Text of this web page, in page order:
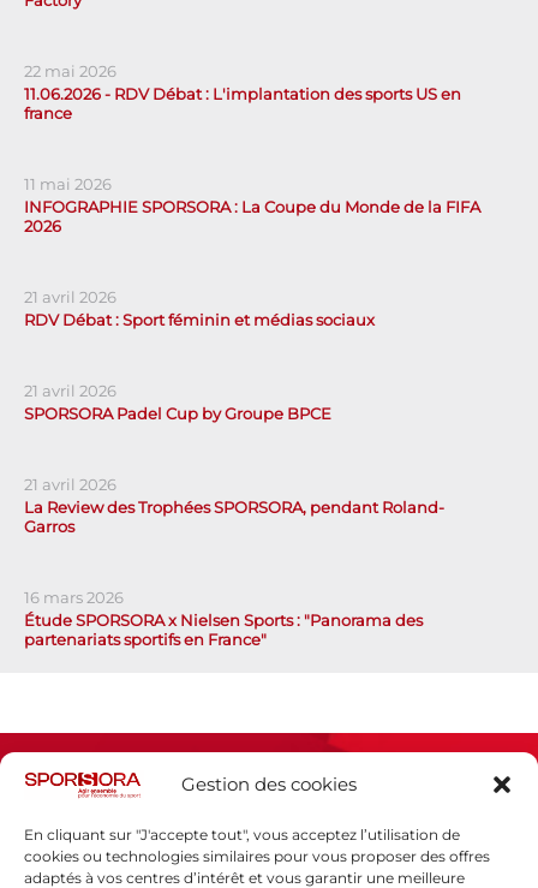
Gestion des cookies
En cliquant sur "J'accepte tout", vous acceptez l’utilisation de
cookies ou technologies similaires pour vous proposer des offres
adaptés à vos centres d’intérêt et vous garantir une meilleure
22 mai 2026
11.06.2026 - RDV Débat : L'implantation des sports US en
france
11 mai 2026
INFOGRAPHIE SPORSORA : La Coupe du Monde de la FIFA
2026
21 avril 2026
RDV Débat : Sport féminin et médias sociaux
21 avril 2026
SPORSORA Padel Cup by Groupe BPCE
21 avril 2026
La Review des Trophées SPORSORA, pendant Roland-
Garros
16 mars 2026
Étude SPORSORA x Nielsen Sports : "Panorama des
partenariats sportifs en France"